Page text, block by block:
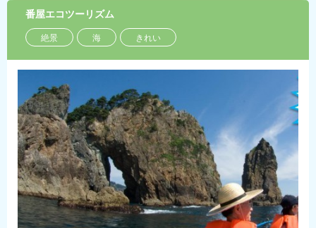
番屋エコツーリズム
絶景 海 きれい